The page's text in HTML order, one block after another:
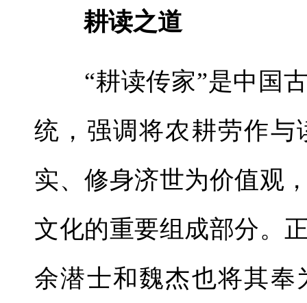
耕读之道
“耕读传家”是中国古
统，强调将农耕劳作
实、修身济世为价值观
文化的重要组成部分。
余潜士和魏杰也将其